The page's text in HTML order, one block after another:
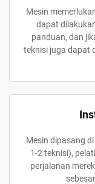
Mesin
dapat
panduan, dan
teknisi juga dapat
Mesin dipasang
1-2 teknisi),
perjalanan